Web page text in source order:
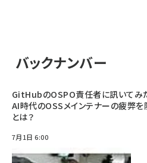
バックナンバー
GitHubのOSPO責任者に訊いてみ
AI時代のOSSメインテナーの疲弊を
とは？
7月1日 6:00